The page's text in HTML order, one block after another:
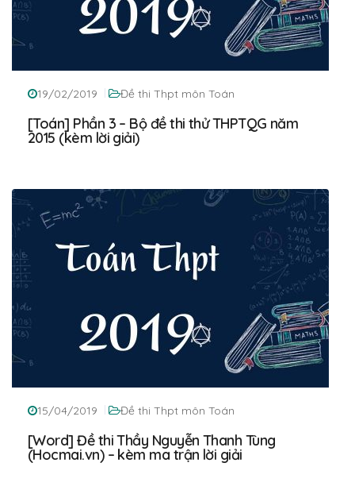
19/02/2019 Đề thi Thpt môn Toán
[Toán] Phần 3 – Bộ đề thi thử THPTQG năm
2015 (kèm lời giải)
15/04/2019 Đề thi Thpt môn Toán
[Word] Đề thi Thầy Nguyễn Thanh Tùng
(Hocmai.vn) – kèm ma trận lời giải